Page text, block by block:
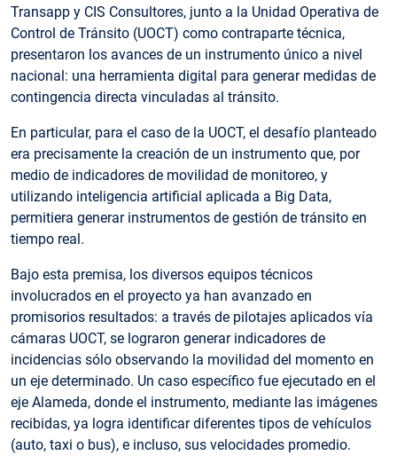
Transapp y CIS Consultores, junto a la Unidad Operativa de
Control de Tránsito (UOCT) como contraparte técnica,
presentaron los avances de un instrumento único a nivel
nacional: una herramienta digital para generar medidas de
contingencia directa vinculadas al tránsito.
En particular, para el caso de la UOCT, el desafío planteado
era precisamente la creación de un instrumento que, por
medio de indicadores de movilidad de monitoreo, y
utilizando inteligencia artificial aplicada a Big Data,
permitiera generar instrumentos de gestión de tránsito en
tiempo real.
Bajo esta premisa, los diversos equipos técnicos
involucrados en el proyecto ya han avanzado en
promisorios resultados: a través de pilotajes aplicados vía
cámaras UOCT, se lograron generar indicadores de
incidencias sólo observando la movilidad del momento en
un eje determinado. Un caso específico fue ejecutado en el
eje Alameda, donde el instrumento, mediante las imágenes
recibidas, ya logra identificar diferentes tipos de vehículos
(auto, taxi o bus), e incluso, sus velocidades promedio.